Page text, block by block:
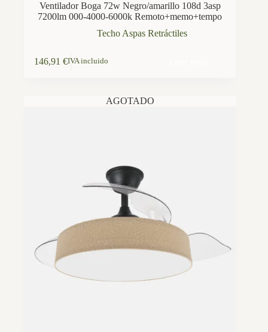
Ventilador Boga 72w Negro/amarillo 108d 3asp
7200lm 000-4000-6000k Remoto+memo+tempo
Techo Aspas Retráctiles
146,91 €IVA incluido
AGOTADO